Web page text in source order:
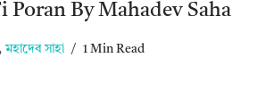
Poran By Mahadev Saha
, মহাদেব সাহা 1 Min Read